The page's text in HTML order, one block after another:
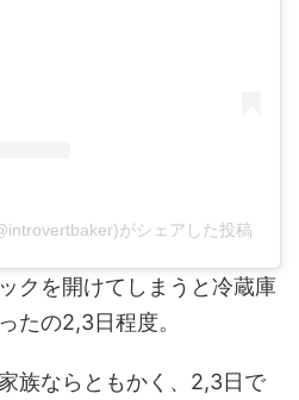
がシェアした投稿
クを開けてしまうと冷蔵庫
たの2,3日程度。
族ならともかく、2,3日で